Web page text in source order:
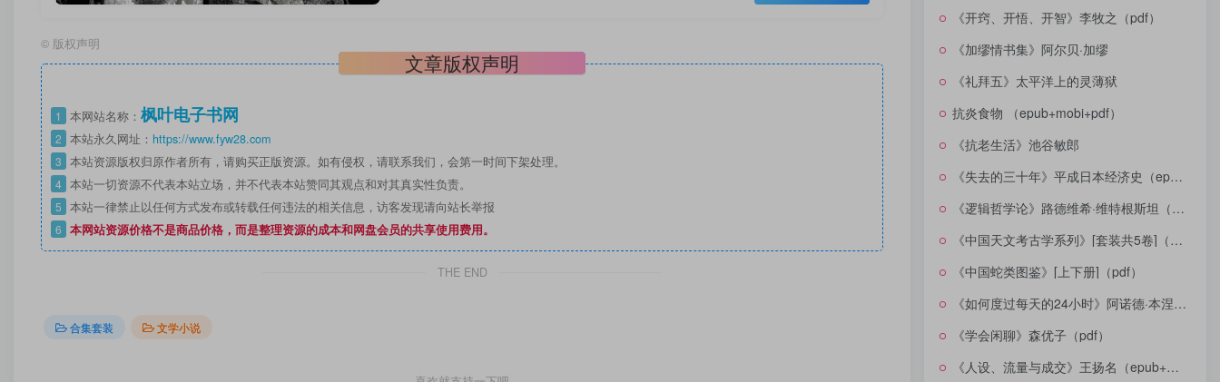
© 版权声明
文章版权声明
1 本网站名称： 枫叶电子书网
2 本站永久网址： https://www.fyw28.com
3 本站资源版权归原作者所有，请购买正版资源。如有侵权，请联系我们，会第一时间下架处理。
4 本站一切资源不代表本站立场，并不代表本站赞同其观点和对其真实性负责。
5 本站一律禁止以任何方式发布或转载任何违法的相关信息，访客发现请向站长举报
6 本网站资源价格不是商品价格，而是整理资源的成本和网盘会员的共享使用费用。
THE END
合集套装 文学小说
《开窍、开悟、开智》李牧之（pdf）
《加缪情书集》阿尔贝·加缪
《礼拜五》太平洋上的灵薄狱
抗炎食物 （epub+mobi+pdf）
《抗老生活》池谷敏郎
《失去的三十年》平成日本经济史（epub+mobi+azw3+pdf）
《逻辑哲学论》路德维希·维特根斯坦（epub+mobi+azw3+pdf）
《中国天文考古学系列》[套装共5卷]（epub+mobi+azw3+pdf）
《中国蛇类图鉴》[上下册]（pdf）
《如何度过每天的24小时》阿诺德·本涅特（epub+mobi+azw3+pdf）
《学会闲聊》森优子（pdf）
《人设、流量与成交》王扬名（epub+mobi+azw3+pdf）